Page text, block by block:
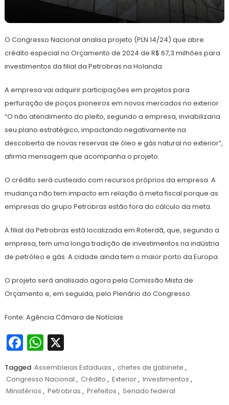
junho
de
O Congresso Nacional analisa projeto (PLN 14/24) que abre
crédito especial no Orçamento de 2024 de R$ 67,3 milhões para
investimentos da filial da Petrobras na Holanda
A empresa vai adquirir participações em projetos para
perfuração de poços pioneiros em novos mercados no exterior.
“O não atendimento do pleito, segundo a empresa, inviabilizaria
seu plano estratégico, impactando negativamente na
descoberta de novas reservas de óleo e gás natural no exterior”,
afirma mensagem que acompanha o projeto.
O crédito será custeado com recursos próprios da empresa. A
mudança não tem impacto em relação à meta fiscal porque as
empresas do grupo Petrobras estão fora do cálculo da meta.
A filial da Petrobras está localizada em Roterdã, que, segundo a
empresa, tem uma longa tradição de investimentos na indústria
de petróleo e gás. A cidade ainda tem o maior porto da Europa.
O projeto será analisado agora pela Comissão Mista de
Orçamento e, em seguida, pelo Plenário do Congresso.
Fonte: Agência Câmara de Notícias
Facebook
WhatsApp
X
Tagged Assembleias Estaduais , chefes de gabinete ,
Congresso Nacional , Crédito , Exterior, Investimentos ,
Ministérios , Petrobras , Prefeitos , Senado federal